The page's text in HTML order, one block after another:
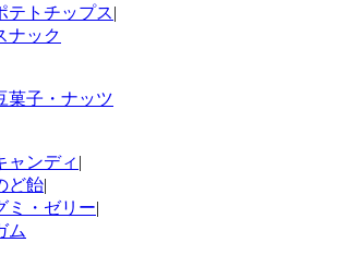
テトチップス|
ナック
菓子・ナッツ
ャンディ |
ど飴|
ミ・ゼリー|
ム